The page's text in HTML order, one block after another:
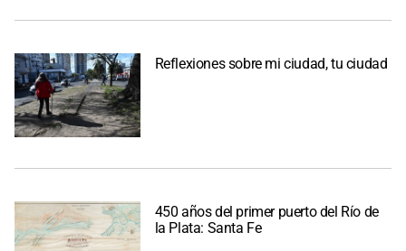
Reflexiones sobre mi ciudad, tu ciudad
450 años del primer puerto del Río de
la Plata: Santa Fe